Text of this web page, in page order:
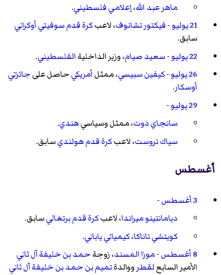
ماهر عبد الله،إعلاميفلسطيني.
21 يوليو
-فيكتور تشانوف، لاعبكرة قدمسوفيتيأوكراني
سابق.
22 يوليو
-سعيد صيام، وزير الداخليةالفلسطيني.
26 يوليو
-كيفين سبيسي، ممثلأمريكيحاصل علىجائزتي
أوسكار.
29 يوليو
-
سانجاي دوت، ممثل وسياسيهندي.
سياك تروست، لاعبكرة قدمهولنديسابق.
أغسطس
3 أغسطس
-
ديامانتينو ميراندا، لاعبكرة قدمبرتغاليسابق.
كويتشي تاناكا،كيميائيياباني.
8 أغسطس
-موزا المسند، زوجةحمد بن خليفة آل ثاني
الأمير السابعلقطر ووالدةتميم بن حمد بن خليفة آل ثاني